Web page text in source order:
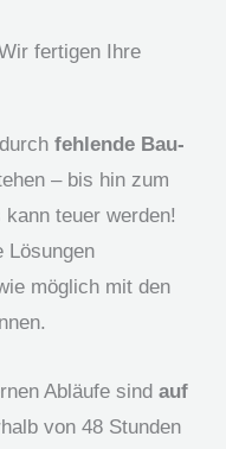
fertigen Ihre
fehlende Bau-
– bis hin zum
kann teuer werden!
Lösungen
möglich mit den
Abläufe sind auf
von 48 Stunden